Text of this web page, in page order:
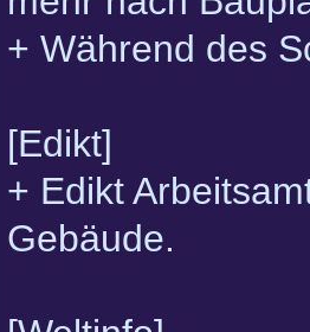
+ Während des
[Edikt]
+ Edikt
Gebäude.